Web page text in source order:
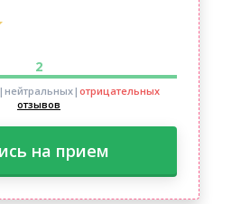
2
| отрицательных
отзывов
на прием